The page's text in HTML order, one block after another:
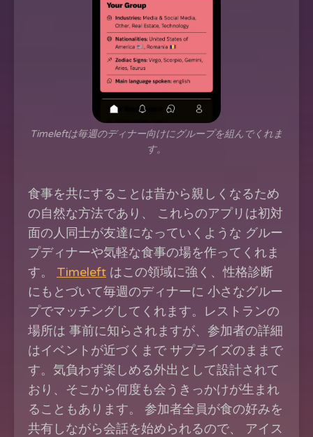
Timeleftは毎週のディナー向けにグループを組んでくれま
す。
食事を共にすることは昔から親しくなるため
の自然な方法であり、 これらのアプリは初対
面の人同士が友達になっていくような グルー
プディナーや気軽な食事の場を作ってくれま
す。 Timeleft はこの領域に強く、性格診断
にもとづいて毎週のディナーに 小さなグルー
プでマッチングしてくれます。レストランの
場所は 事前に知らされますが、参加者の詳細
はイベントが近づくまで サプライズのままで
す。気負わず楽しめる外出として設計されて
おり、そこから何度も会うきっかけが生まれ
ることもあります。 参加者全員が食の好みを
共有しながら会話を始められるので、 アイス